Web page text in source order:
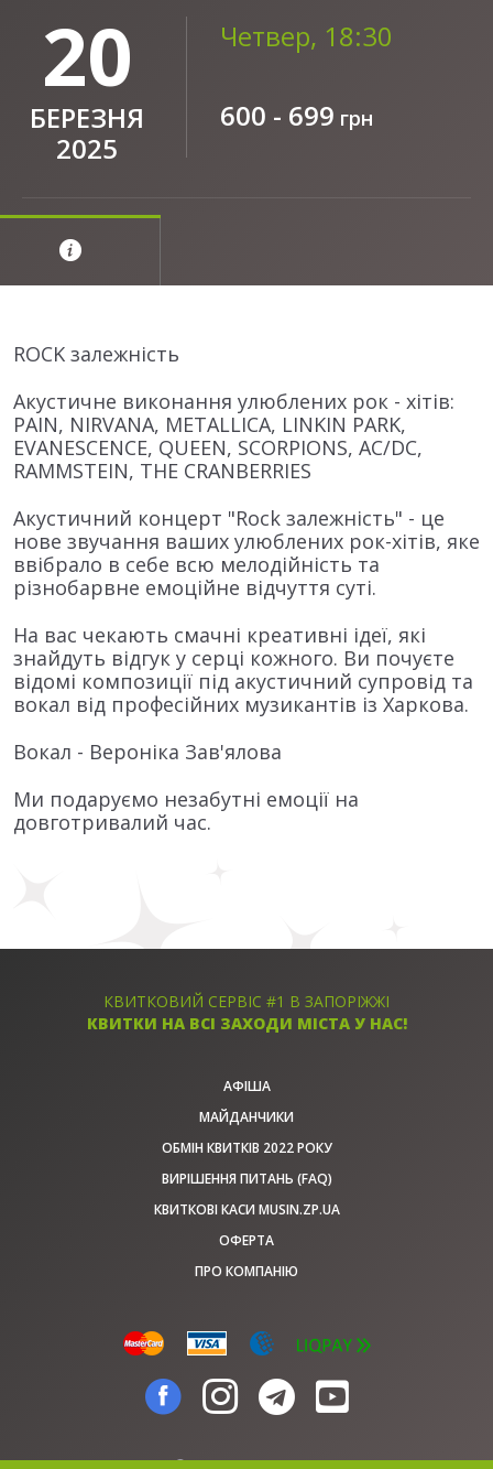
20
БЕРЕЗНЯ
2025
Четвер, 18:30
600 - 699 грн
ROCK залежність
Акустичне виконання улюблених рок - хітів:
PAIN, NIRVANA, METALLICA, LINKIN PARK,
EVANESCENCE, QUEEN, SCORPIONS, AC/DC,
RAMMSTEIN, THE CRANBERRIES
Акустичний концерт "Rock залежність" - це
нове звучання ваших улюблених рок-хітів, яке
ввібрало в себе всю мелодійність та
різнобарвне емоційне відчуття суті.
На вас чекають смачні креативні ідеї, які
знайдуть відгук у серці кожного. Ви почуєте
відомі композиції під акустичний супровід та
вокал від професійних музикантів із Харкова.
Вокал - Вероніка Зав'ялова
Ми подаруємо незабутні емоції на
довготривалий час.
КВИТКОВИЙ СЕРВІС #1 В ЗАПОРІЖЖІ
КВИТКИ НА ВСІ ЗАХОДИ МІСТА У НАС!
АФІША
МАЙДАНЧИКИ
ОБМІН КВИТКІВ 2022 РОКУ
ВИРІШЕННЯ ПИТАНЬ (FAQ)
КВИТКОВІ КАСИ MUSIN.ZP.UA
ОФЕРТА
ПРО КОМПАНІЮ